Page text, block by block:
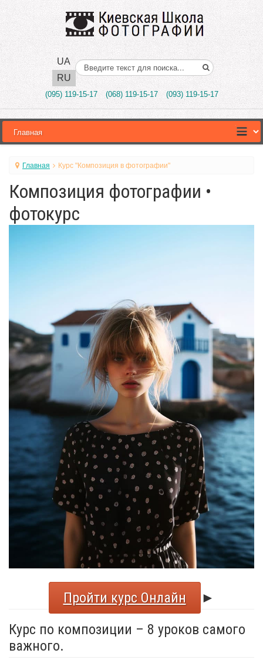
UA
RU
Поиск..
(095) 119-15-17 (068) 119-15-17 (093) 119-15-17
Главная Курс "Композиция в фотографии"
Композиция фотографии •
фотокурс
Пройти курс Онлайн
►
Курс по композиции – 8 уроков самого
важного.